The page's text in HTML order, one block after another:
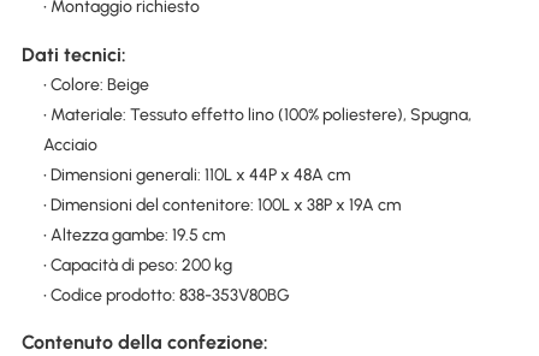
• Montaggio richiesto
Dati tecnici:
• Colore: Beige
• Materiale: Tessuto effetto lino (100% poliestere), Spugna,
Acciaio
• Dimensioni generali: 110L x 44P x 48A cm
• Dimensioni del contenitore: 100L x 38P x 19A cm
• Altezza gambe: 19.5 cm
• Capacità di peso: 200 kg
• Codice prodotto: 838-353V80BG
Contenuto della confezione: